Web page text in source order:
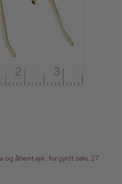
og åbent øje, forgyldt sølv, 27